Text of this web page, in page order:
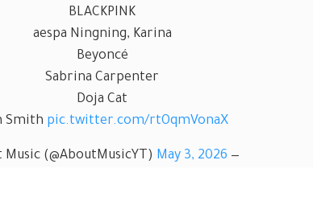
BLACKPINK
aespa Ningning, Karina
Beyoncé
Sabrina Carpenter
Doja Cat
Smith pic.twitter.com/rtOqmVonaX
— About Music (@AboutMusicYT)
May 3, 2026